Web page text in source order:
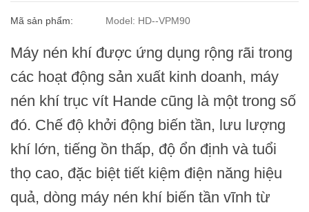
Mã sản phẩm: Model: HD--VPM90
Máy nén khí được ứng dụng rộng rãi trong
các hoạt động sản xuất kinh doanh, máy
nén khí trục vít Hande cũng là một trong số
đó. Chế độ khởi động biến tần, lưu lượng
khí lớn, tiếng ồn thấp, độ ổn định và tuổi
thọ cao, đặc biệt tiết kiệm điện năng hiệu
quả, dòng máy nén khí biến tần vĩnh từ